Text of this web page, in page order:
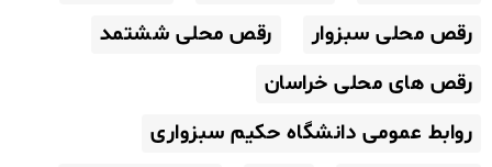
رقص محلی سبزوار
رقص محلی ششتمد
رقص های محلی خراسان
روابط عمومی دانشگاه حکیم سبزواری